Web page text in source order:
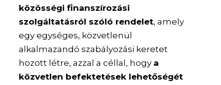
közösségi finanszírozási
szolgáltatásról szóló rendelet, amely
egy egységes, közvetlenül
alkalmazandó szabályozási keretet
hozott létre, azzal a céllal, hogy a
közvetlen befektetések lehetőségét